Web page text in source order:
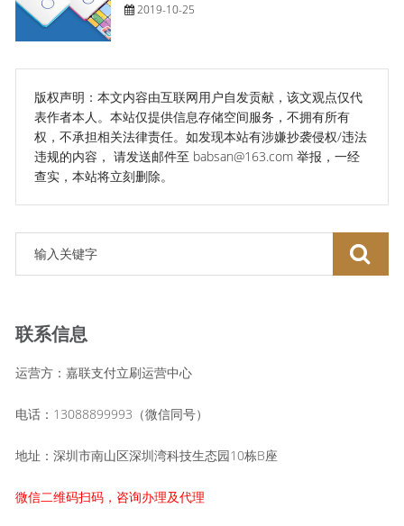
2019-10-25
版权声明：本文内容由互联网用户自发贡献，该文观点仅代
表作者本人。本站仅提供信息存储空间服务，不拥有所有
权，不承担相关法律责任。如发现本站有涉嫌抄袭侵权/违法
违规的内容， 请发送邮件至 babsan@163.com 举报，一经
查实，本站将立刻删除。
联系信息
运营方：嘉联支付立刷运营中心
电话：13088899993（微信同号）
地址：深圳市南山区深圳湾科技生态园10栋B座
微信二维码扫码，咨询办理及代理